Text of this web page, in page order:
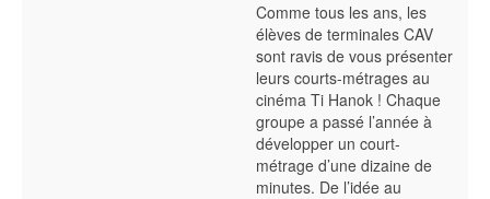
Comme tous les ans, les
élèves de terminales CAV
sont ravis de vous présenter
leurs courts-métrages au
cinéma Ti Hanok ! Chaque
groupe a passé l’année à
développer un court-
métrage d’une dizaine de
minutes. De l’idée au